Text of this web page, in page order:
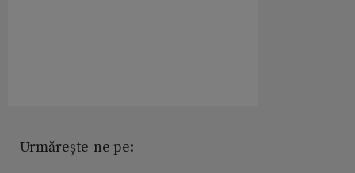
Urmărește-ne pe: